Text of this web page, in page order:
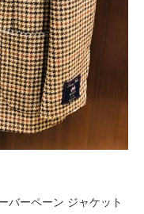
バーペーン ジャケット